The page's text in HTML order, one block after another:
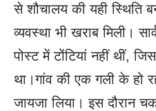
से शौचालय की यही स्थिति
व्यवस्था भी खराब मिली।
पोस्ट में टोंटियां नहीं थीं,
था।गांव की एक गली के हो
जायजा लिया। इस दौरान